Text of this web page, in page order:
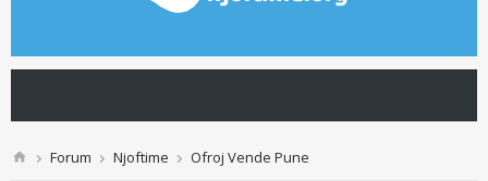
Forum Njoftime Ofroj Vende Pune